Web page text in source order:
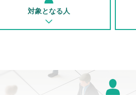
対象となる人